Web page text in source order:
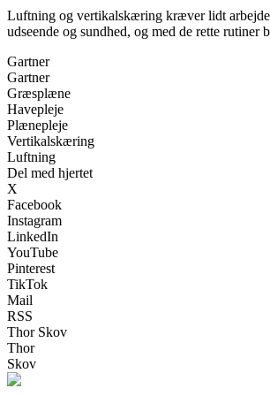
Luftning og vertikalskæring kræver lidt
udseende og sundhed, og med de rette
Gartner
Gartner
Græsplæne
Havepleje
Plænepleje
Vertikalskæring
Luftning
Del med hjertet
X
Facebook
Instagram
LinkedIn
YouTube
Pinterest
TikTok
Mail
RSS
Thor Skov
Thor
Skov